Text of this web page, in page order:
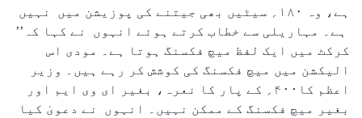
ہے، وہ ۱۸۰؍ سیٹیں بھی جیتنے کی پوزیشن میں نہیں
ہے۔ مہاریلی سے خطاب کرتے ہوئے انہوں نے کہا کہ’’
کرکٹ میں ایک لفظ میچ فکسنگ ہوتا ہے۔ مودی اس
الیکشن میں میچ فکسنگ کی کوشش کر رہے ہیں۔ وزیر
اعظم کا۴۰۰؍ کے پار کا نعرہ، بغیر ای وی ایم اور
بغیر میچ فکسنگ کے ممکن نہیں۔ انہوں نے دعویٰ کیا